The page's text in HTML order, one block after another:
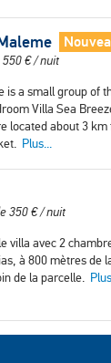
550€/ nuit
is a small group of
Villa Sea
located about 3
Plus...
350€/ nuit
villa avec 2
à 800 mètres de
de la parcelle.